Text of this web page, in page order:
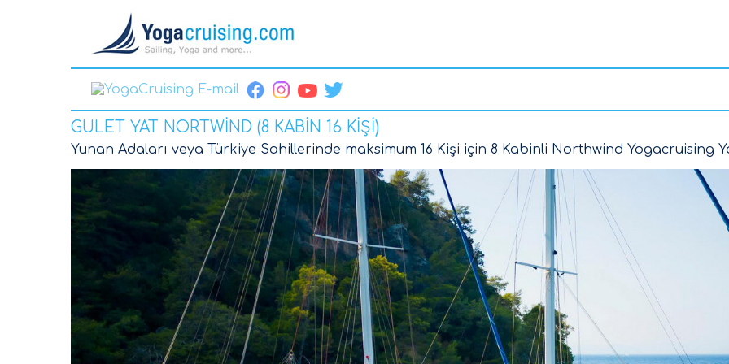
GULET YAT NORTWİND (8 KABİN 16 KİŞİ)
Yunan Adaları veya Türkiye Sahillerinde maksimum 16 Kişi için 8 Kabinli Northwind Yogacruising